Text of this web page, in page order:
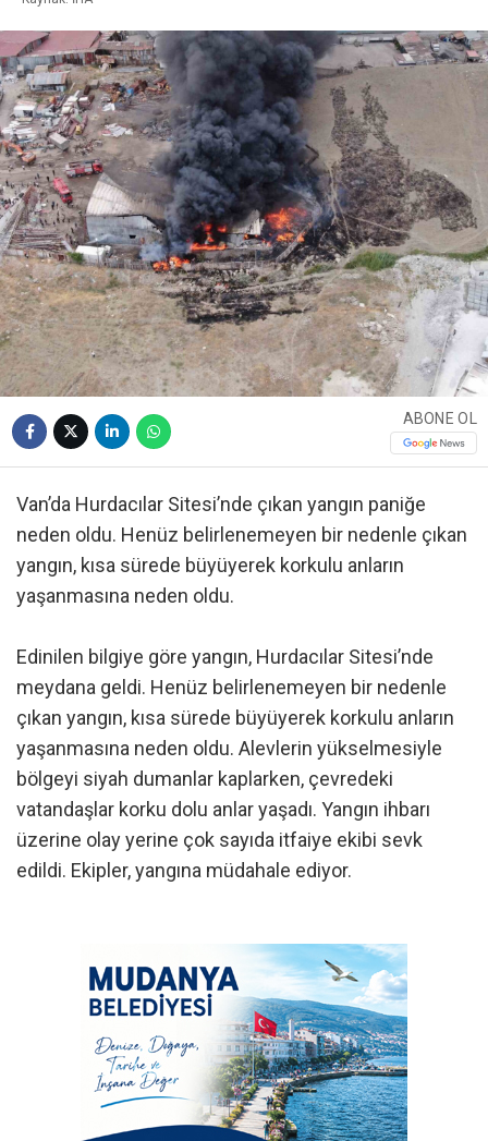
ABONE OL
Van’da Hurdacılar Sitesi’nde çıkan yangın paniğe
neden oldu. Henüz belirlenemeyen bir nedenle çıkan
yangın, kısa sürede büyüyerek korkulu anların
yaşanmasına neden oldu.
Edinilen bilgiye göre yangın, Hurdacılar Sitesi’nde
meydana geldi. Henüz belirlenemeyen bir nedenle
çıkan yangın, kısa sürede büyüyerek korkulu anların
yaşanmasına neden oldu. Alevlerin yükselmesiyle
bölgeyi siyah dumanlar kaplarken, çevredeki
vatandaşlar korku dolu anlar yaşadı. Yangın ihbarı
üzerine olay yerine çok sayıda itfaiye ekibi sevk
edildi. Ekipler, yangına müdahale ediyor.